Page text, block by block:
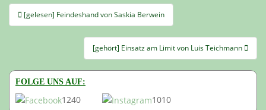
Beitragsnavigation
[gelesen] Feindeshand von Saskia Berwein
[gehört] Einsatz am Limit von Luis Teichmann
FOLGE UNS AUF:
1240 1010